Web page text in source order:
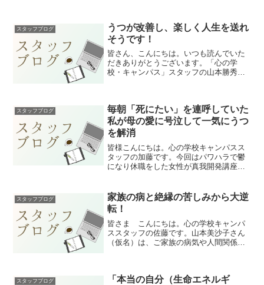
スタッフブログ
うつが改善し、楽しく人生を送れ
そうです！
皆さん、こんにちは。いつも読んでいた
だきありがとうございます。「心の学
校・キャンパス」スタッフの山本勝秀で
つ」になってしまったT・Yさ...
スタッフブログ
毎朝「死にたい」を連呼していた
私が母の愛に号泣して一気にうつ
を解消
皆様こんにちは。心の学校キャンパスス
タッフの加藤です。今回はパワハラで鬱
になり休職をした女性が真我開発講座を
きていてよい」と変化された体験談をご
紹介させていただきます。...
スタッフブログ
家族の病と絶縁の苦しみから大逆
転！
皆さま こんにちは。心の学校キャンパ
ススタッフの佐藤です。山本美沙子さん
（仮名）は、ご家族の病気や人間関係の
たことで、家族・友人...
スタッフブログ
「本当の自分（生命エネルギ